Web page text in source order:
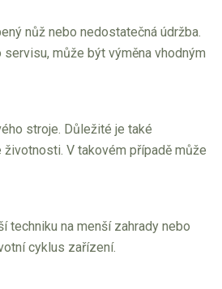
nůž nebo nedostatečná údržba.
může být výměna vhodným
stroje. Důležité je také
V takovém případě může
techniku na menší zahrady nebo
cyklus zařízení.